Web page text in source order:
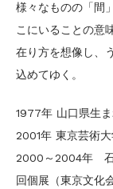
様々なものの「間
こにいることの意
在り方を想像し、
込めてゆく。
1977年 山口県生
2001年 東京芸術
2000～2004年 石
回個展（東京文化